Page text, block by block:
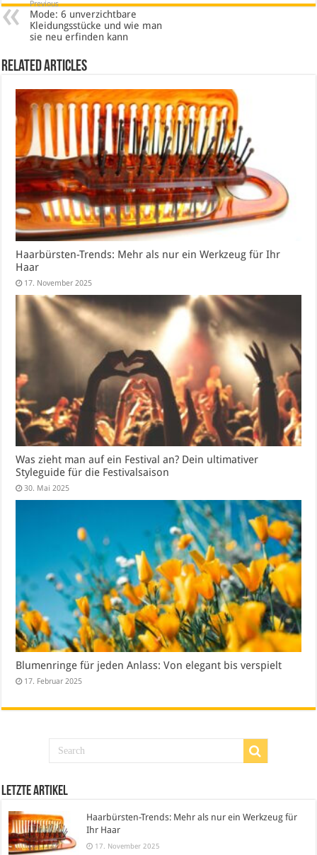
Previous
Mode: 6 unverzichtbare
Kleidungsstücke und wie man
sie neu erfinden kann
Related Articles
Haarbürsten-Trends: Mehr als nur ein Werkzeug für Ihr
Haar
17. November 2025
Was zieht man auf ein Festival an? Dein ultimativer
Styleguide für die Festivalsaison
30. Mai 2025
Blumenringe für jeden Anlass: Von elegant bis verspielt
17. Februar 2025
Letzte Artikel
Haarbürsten-Trends: Mehr als nur ein Werkzeug für
Ihr Haar
17. November 2025